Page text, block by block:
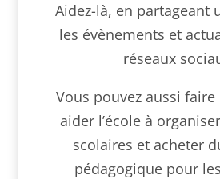
Aidez-là, en partageant
les évènements et
réseaux
Vous pouvez aussi
aider l’école à
scolaires et acheter
pédagogique pour